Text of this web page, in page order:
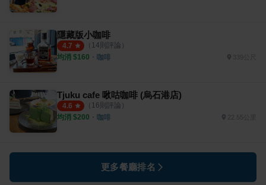
隱藏版小咖啡
4.7 （ 14則評論）
均消 $160 ・ 咖啡
Tjuku cafe 啾咕咖啡 (烏石港店)
4.6 （ 16則評論）
均消 $200 ・ 咖啡 22.55公里
更多餐廳排名